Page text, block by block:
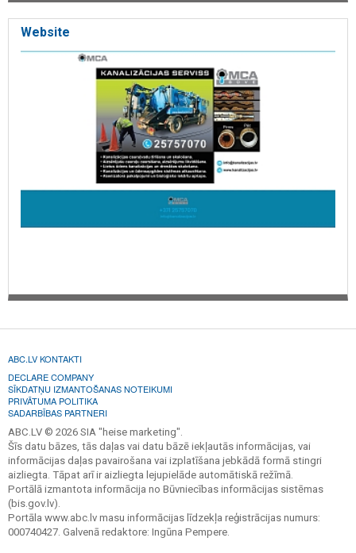
Website
ABC.LV KONTAKTI
DECLARE COMPANY
SĪKDATŅU IZMANTOŠANAS NOTEIKUMI
PRIVĀTUMA POLITIKA
SADARBĪBAS PARTNERI
ABC.LV © 2026 SIA "heise marketing".
Šīs datu bāzes, tās daļas vai datu bāzē iekļautās informācijas, vai
informācijas daļas pavairošana vai izplatīšana jebkādā formā stingri
aizliegta. Tāpat arī ir aizliegta lejupielāde automātiskā režīmā.
Portālā izmantota informācija no Būvniecības informācijas sistēmas
(bis.gov.lv).
Portāla www.abc.lv masu informācijas līdzekļa reģistrācijas numurs:
000740427. Galvenā redaktore: Ingūna Pempere.